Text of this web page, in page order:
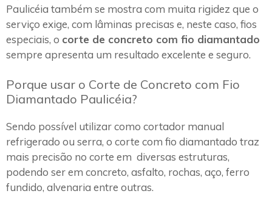
Paulicéia também se mostra com muita rigidez que o
serviço exige, com lâminas precisas e, neste caso, fios
especiais, o corte de concreto com fio diamantado
sempre apresenta um resultado excelente e seguro.
Porque usar o Corte de Concreto com Fio
Diamantado Paulicéia?
Sendo possível utilizar como cortador manual
refrigerado ou serra, o corte com fio diamantado traz
mais precisão no corte em diversas estruturas,
podendo ser em concreto, asfalto, rochas, aço, ferro
fundido, alvenaria entre outras.